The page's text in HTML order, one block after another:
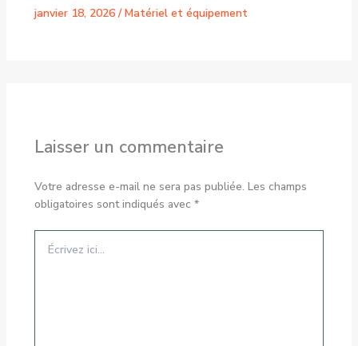
janvier 18, 2026/Matériel et équipement
Laisser un commentaire
Votre adresse e-mail ne sera pas publiée. Les champs
obligatoires sont indiqués avec *
ici…